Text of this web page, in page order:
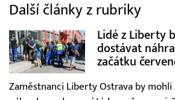
Další články z rubriky
Lidé z Liberty
dostávat
začátku
Zaměstnanci Liberty Ostrava by mohli